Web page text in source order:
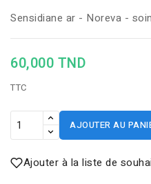
Sensidiane ar - Noreva -
60,000 TND
TTC
AJOUTER AU
Ajouter à la liste de